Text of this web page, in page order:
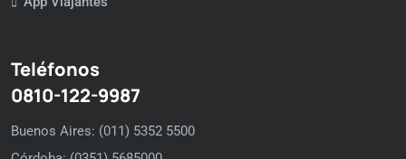
Teléfonos
0810-122-9987
Buenos Aires: (011) 5352 5500